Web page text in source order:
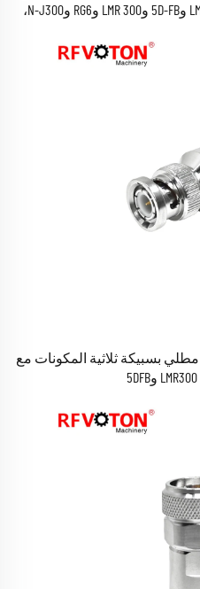
مشبك للكابلات التماسكية LMR300 و5D-FB وLMR 300 وRG6 وN-J300،
موصل توصيل ذكري من نوع BNC مطلي بسبيكة ثلاثية المكونات مع